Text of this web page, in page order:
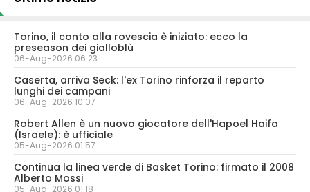
Torino, il conto alla rovescia è iniziato: ecco la
preseason dei gialloblù
06-Aug-2026 06:23
Caserta, arriva Seck: l'ex Torino rinforza il reparto
lunghi dei campani
06-Aug-2026 10:07
Robert Allen è un nuovo giocatore dell'Hapoel Haifa
(Israele): è ufficiale
05-Aug-2026 01:57
Continua la linea verde di Basket Torino: firmato il 2008
Alberto Mossi
05-Aug-2026 01:18